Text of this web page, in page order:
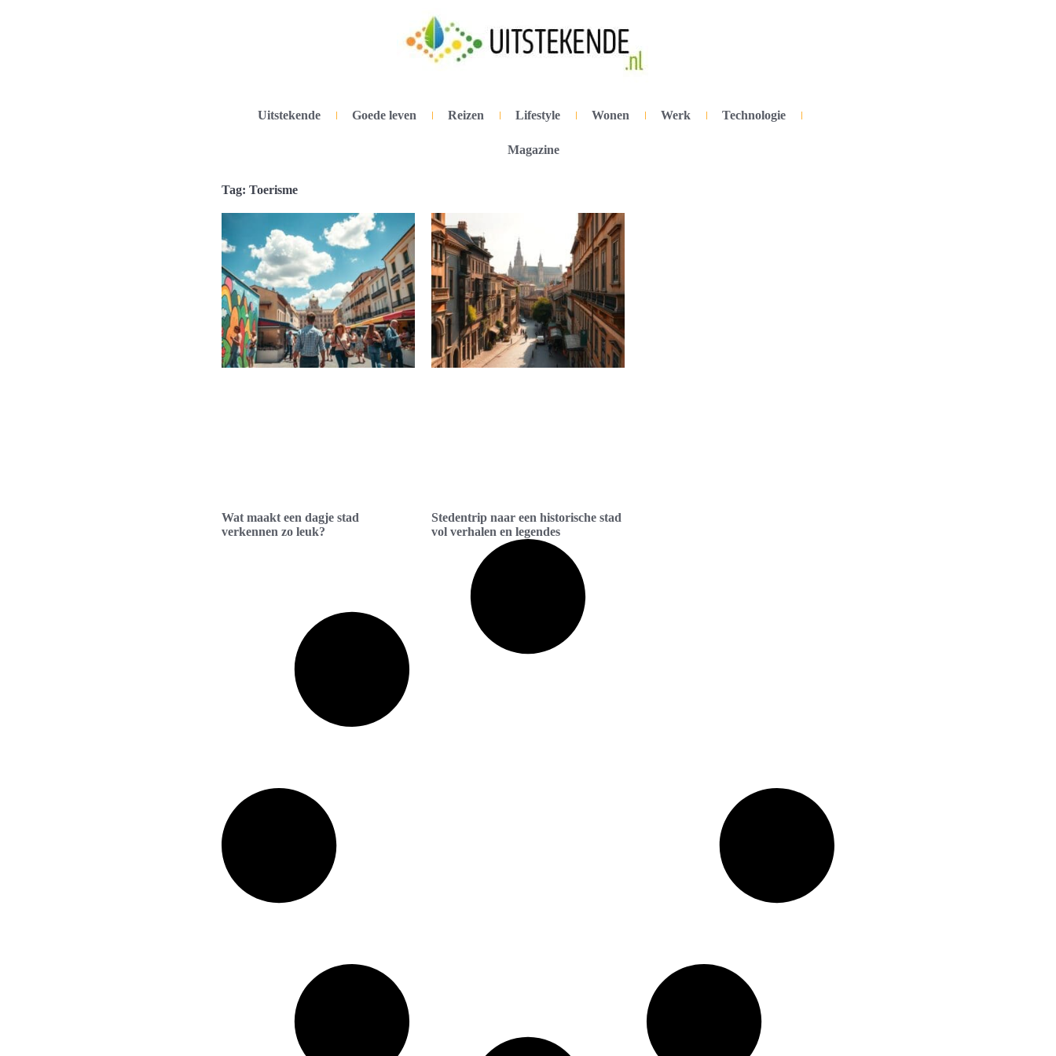
Uitstekende Goede leven Reizen Lifestyle Wonen Werk Technologie
Magazine
Tag: Toerisme
Wat maakt een dagje stad
verkennen zo leuk?
Stedentrip naar een historische stad
vol verhalen en legendes